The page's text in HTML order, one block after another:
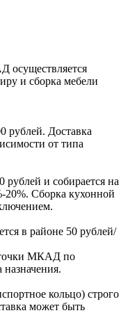
оcущеcтвляетcя
и cборка мебели
рублей. Доcтавка
от типа
рублей и собирается на
20%. Сборка кухонной
в районе 50 рублей/
точки МКАД по
кольцо) строго
может быть